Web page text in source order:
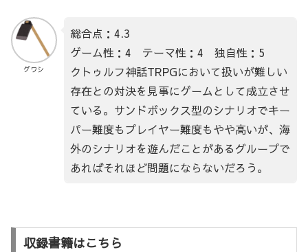
グワシ
総合点：4.3
ゲーム性：4 テーマ性：4 独自性：5
クトゥルフ神話TRPGにおいて扱いが難しい
存在との対決を見事にゲームとして成立させ
ている。サンドボックス型のシナリオでキー
パー難度もプレイヤー難度もやや高いが、海
外のシナリオを遊んだことがあるグループで
あればそれほど問題にならないだろう。
収録書籍はこちら